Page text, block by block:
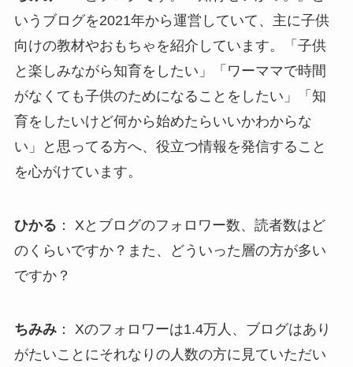
いうブログを2021年から運営していて、主に子供
向けの教材やおもちゃを紹介しています。「子供
と楽しみながら知育をしたい」「ワーママで時間
がなくても子供のためになることをしたい」「知
育をしたいけど何から始めたらいいかわからな
い」と思ってる方へ、役立つ情報を発信すること
を心がけています。
ひかる ： Xとブログのフォロワー数、読者数はど
のくらいですか？また、どういった層の方が多い
ですか？
ちみみ： Xのフォロワーは1.4万人、ブログはあり
がたいことにそれなりの人数の方に見ていただい